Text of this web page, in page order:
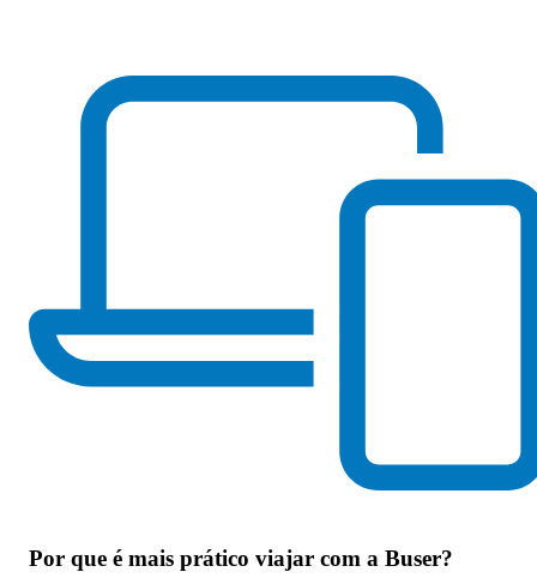
Por que é mais prático viajar com a Buser?